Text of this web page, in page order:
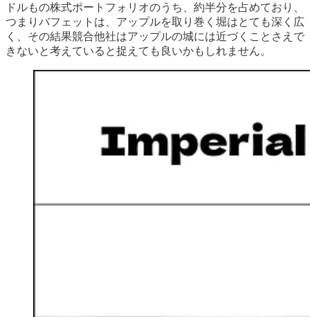
ドルもの株式ポートフォリオのうち、約半分を占めており、
つまりバフェットは、アップルを取り巻く堀はとても深く広
く、その結果競合他社はアップルの城には近づくことさえで
きないと考えていると捉えても良いかもしれません。